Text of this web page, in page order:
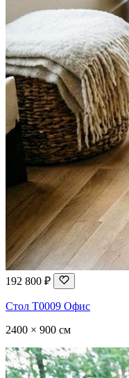
192 800 ₽
Стол T0009 Офис
2400 × 900 см